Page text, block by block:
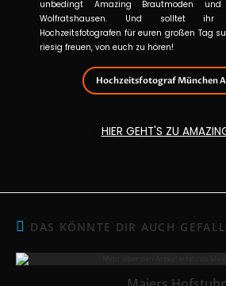
unbedingt Amazing Brautmoden
Wolfratshausen. Und solltet ihr
Hochzeitsfotografen für euren großen Tag
riesig freuen, von euch zu hören!
Hochzeitsfotograf München
HIER GEHT'S ZU
DAS KÖNNTE DIR AUCH